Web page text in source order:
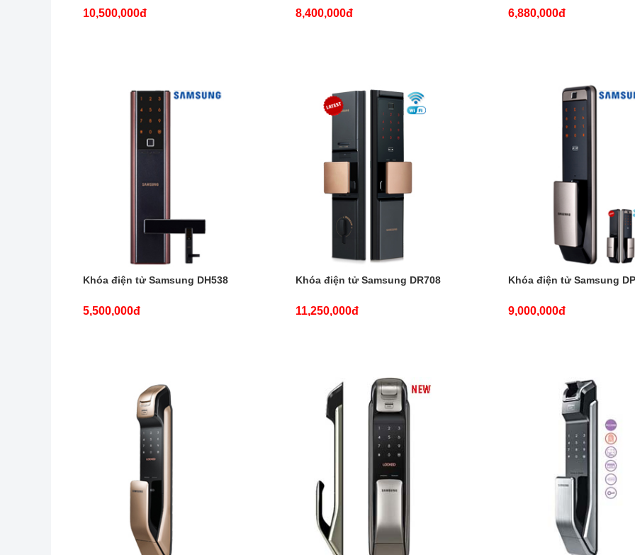
10,500,000đ 8,400,000đ 6,880,000đ
Khóa điện tử Samsung DH538
5,500,000đ
Khóa điện tử Samsung DR708
11,250,000đ
Khóa điện tử Samsung
9,000,000đ